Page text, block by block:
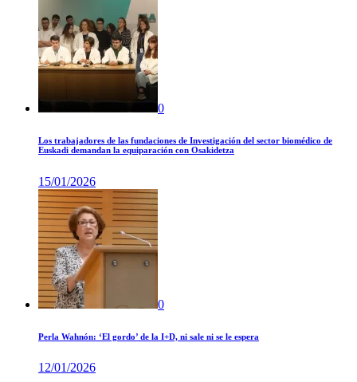
0
Los trabajadores de las fundaciones de Investigación del sector biomédico de
Euskadi demandan la equiparación con Osakidetza
15/01/2026
0
Perla Wahnón: ‘El gordo’ de la I+D, ni sale ni se le espera
12/01/2026